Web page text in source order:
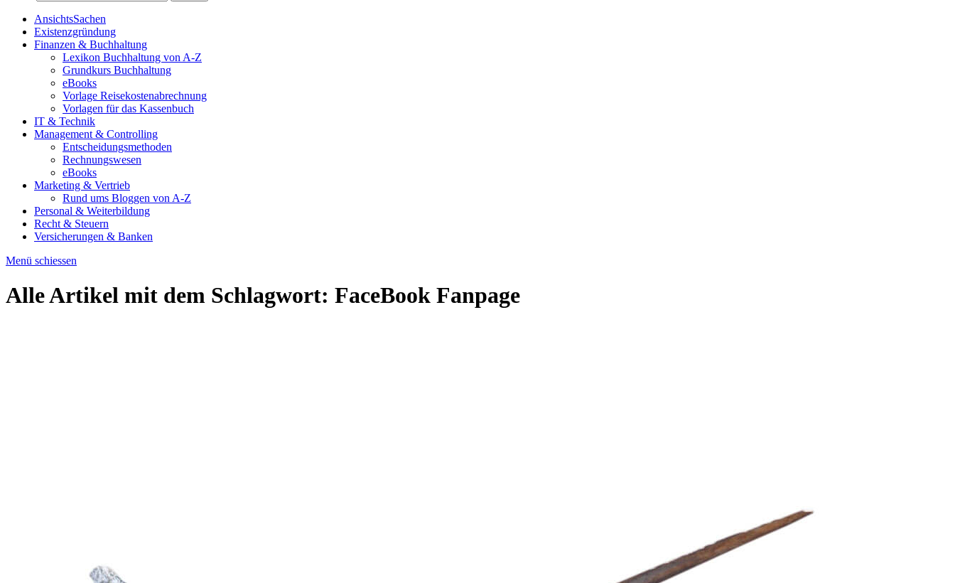
AnsichtsSachen
Existenzgründung
Finanzen & Buchhaltung
Lexikon Buchhaltung von A-Z
Grundkurs Buchhaltung
eBooks
Vorlage Reisekostenabrechnung
Vorlagen für das Kassenbuch
IT & Technik
Management & Controlling
Entscheidungsmethoden
Rechnungswesen
eBooks
Marketing & Vertrieb
Rund ums Bloggen von A-Z
Personal & Weiterbildung
Recht & Steuern
Versicherungen & Banken
Menü schiessen
Alle Artikel mit dem Schlagwort: FaceBook Fanpage